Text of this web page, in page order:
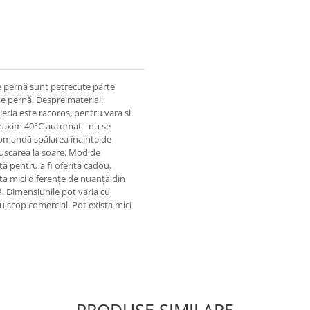
pernă sunt petrecute parte
pernă. Despre material:
este racoros, pentru vara si
40°C automat - nu se
spălarea înainte de
la soare. Mod de
pentru a fi oferită cadou.
mici diferențe de nuanță din
Dimensiunile pot varia cu
scop comercial. Pot exista mici